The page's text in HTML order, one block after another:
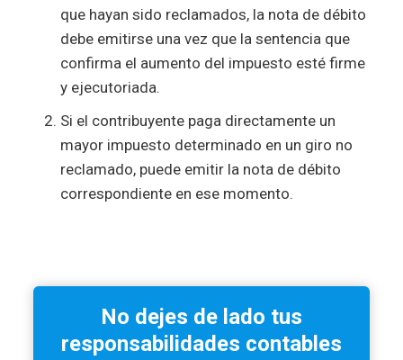
que hayan sido reclamados, la nota de débito
debe emitirse una vez que la sentencia que
confirma el aumento del impuesto esté firme
y ejecutoriada.
Si el contribuyente paga directamente un
mayor impuesto determinado en un giro no
reclamado, puede emitir la nota de débito
correspondiente en ese momento.
No dejes de lado tus
responsabilidades contables